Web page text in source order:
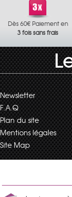
Dès 60€ Paiement en
3 fois sans frais
Newsletter
F.A.Q
Plan du site
Mentions légales
Site Map